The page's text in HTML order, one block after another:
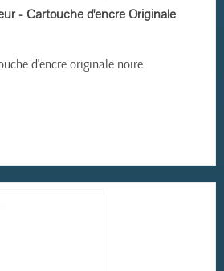
RUPTURE DE STOCK
- Cartouche d'encre Originale
d'encre originale noire